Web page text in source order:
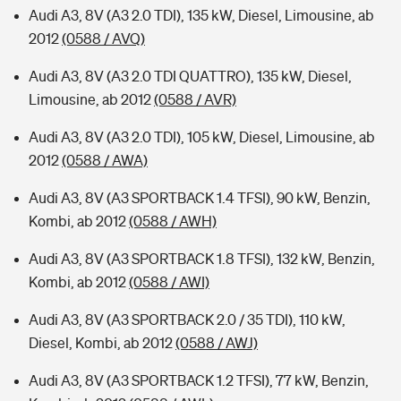
Audi A3, 8V (A3 2.0 TDI), 135 kW, Diesel, Limousine, ab
2012(0588 / AVQ)
Audi A3, 8V (A3 2.0 TDI QUATTRO), 135 kW, Diesel,
Limousine, ab 2012(0588 / AVR)
Audi A3, 8V (A3 2.0 TDI), 105 kW, Diesel, Limousine, ab
2012(0588 / AWA)
Audi A3, 8V (A3 SPORTBACK 1.4 TFSI), 90 kW, Benzin,
Kombi, ab 2012(0588 / AWH)
Audi A3, 8V (A3 SPORTBACK 1.8 TFSI), 132 kW, Benzin,
Kombi, ab 2012(0588 / AWI)
Audi A3, 8V (A3 SPORTBACK 2.0 / 35 TDI), 110 kW,
Diesel, Kombi, ab 2012(0588 / AWJ)
Audi A3, 8V (A3 SPORTBACK 1.2 TFSI), 77 kW, Benzin,